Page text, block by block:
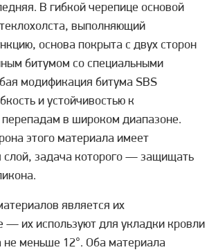
В гибкой черепице основой
выполняющий
основа покрыта с двух сторон
битумом со специальными
модификация битума SBS
и устойчивостью к
в широком диапазоне.
этого материала имеет
задача которого — защищать
является их
— их используют для укладки кровли
не меньше 12°. Оба материала